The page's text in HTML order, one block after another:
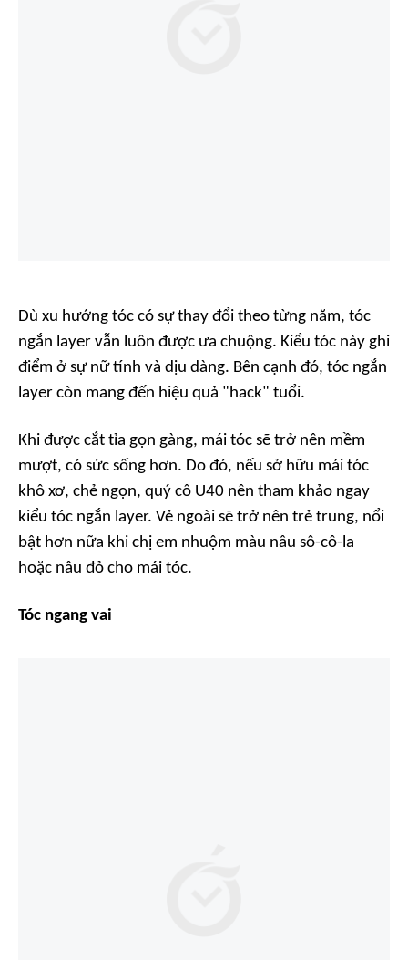
Dù xu hướng tóc có sự thay đổi theo từng năm, tóc
ngắn layer vẫn luôn được ưa chuộng. Kiểu tóc này ghi
điểm ở sự nữ tính và dịu dàng. Bên cạnh đó, tóc ngắn
layer còn mang đến hiệu quả "hack" tuổi.
Khi được cắt tỉa gọn gàng, mái tóc sẽ trở nên mềm
mượt, có sức sống hơn. Do đó, nếu sở hữu mái tóc
khô xơ, chẻ ngọn, quý cô U40 nên tham khảo ngay
kiểu tóc ngắn layer. Vẻ ngoài sẽ trở nên trẻ trung, nổi
bật hơn nữa khi chị em nhuộm màu nâu sô-cô-la
hoặc nâu đỏ cho mái tóc.
Tóc ngang vai